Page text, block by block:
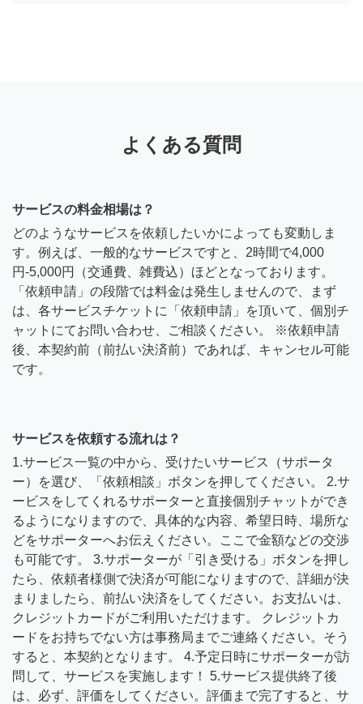
よくある質問
サービスの料金相場は？
どのようなサービスを依頼したいかによっても変動しま
す。例えば、一般的なサービスですと、2時間で4,000
円-5,000円（交通費、雑費込）ほどとなっております。
「依頼申請」の段階では料金は発生しませんので、まず
は、各サービスチケットに「依頼申請」を頂いて、個別チ
ャットにてお問い合わせ、ご相談ください。 ※依頼申請
後、本契約前（前払い決済前）であれば、キャンセル可能
です。
サービスを依頼する流れは？
1.サービス一覧の中から、受けたいサービス（サポータ
ー）を選び、「依頼相談」ボタンを押してください。 2.サ
ービスをしてくれるサポーターと直接個別チャットができ
るようになりますので、具体的な内容、希望日時、場所な
どをサポーターへお伝えください。ここで金額などの交渉
も可能です。 3.サポーターが「引き受ける」ボタンを押し
たら、依頼者様側で決済が可能になりますので、詳細が決
まりましたら、前払い決済をしてください。お支払いは、
クレジットカードがご利用いただけます。 クレジットカ
ードをお持ちでない方は事務局までご連絡ください。そう
すると、本契約となります。 4.予定日時にサポーターが訪
問して、サービスを実施します！ 5.サービス提供終了後
は、必ず、評価をしてください。評価まで完了すると、サ